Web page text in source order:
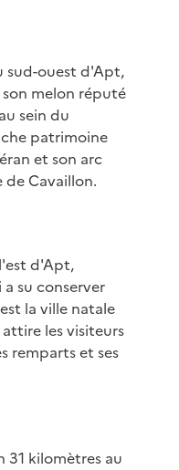
sud-ouest d'Apt,
melon réputé
sein du
patrimoine
et son arc
Cavaillon.
d'Apt,
su conserver
la ville natale
les visiteurs
remparts et ses
31 kilomètres au